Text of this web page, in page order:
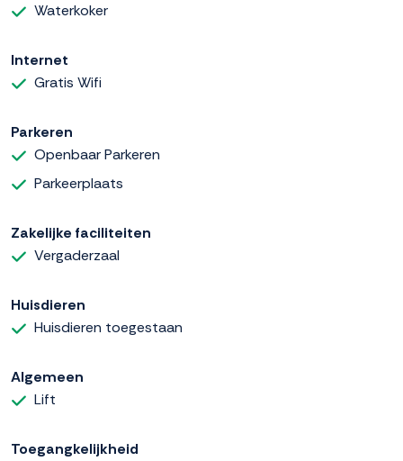
Waterkoker
Internet
Gratis Wifi
Parkeren
Openbaar Parkeren
Parkeerplaats
Zakelijke faciliteiten
Vergaderzaal
Huisdieren
Huisdieren toegestaan
Algemeen
Lift
Toegangkelijkheid